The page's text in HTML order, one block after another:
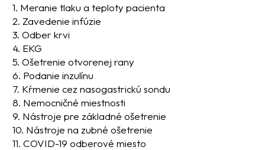
1. Meranie tlaku a teploty pacienta
2. Zavedenie infúzie
3. Odber krvi
4. EKG
5. Ošetrenie otvorenej rany
6. Podanie inzulínu
7. Kŕmenie cez nasogastrickú sondu
8. Nemocničné miestnosti
9. Nástroje pre základné ošetrenie
10. Nástroje na zubné ošetrenie
11. COVID-19 odberové miesto